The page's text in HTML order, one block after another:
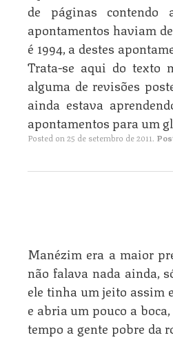
de páginas contendo
apontamentos haviam
é 1994, a destes
Trata-se aqui do texto
alguma de revisões
ainda estava
apontamentos para um
Posted on 25 de setembro de 2011.
Manézim era a maior
não falava nada ainda,
ele tinha um jeito assim
e abria um pouco a
tempo a gente pobre da